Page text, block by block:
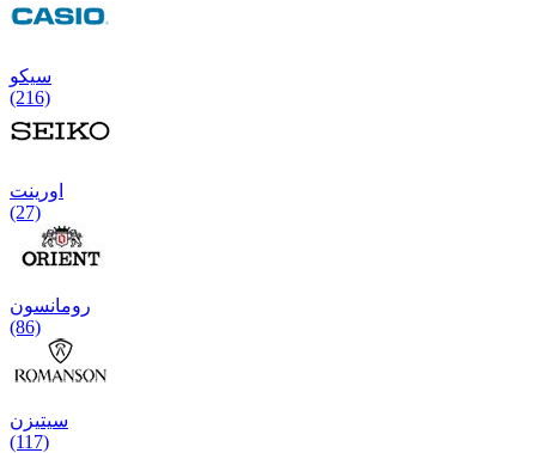
سیکو
(216)
اورینت
(27)
رومانسون
(86)
سیتیزن
(117)